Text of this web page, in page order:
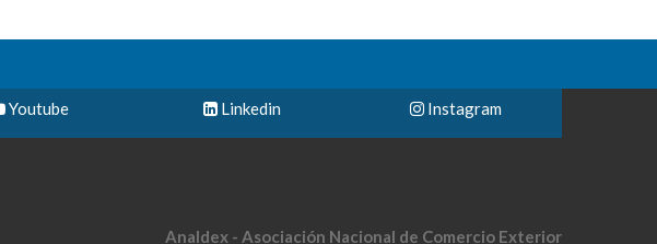
Youtube Linkedin Instagram
Analdex - Asociación Nacional de Comercio Exterior